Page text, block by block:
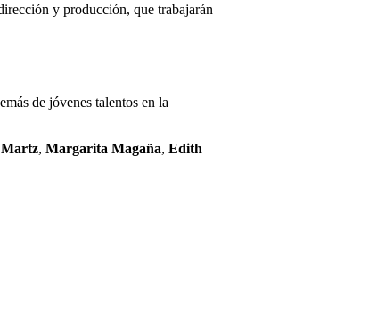
y producción, que trabajarán
de jóvenes talentos en la
, Margarita Magaña, Edith